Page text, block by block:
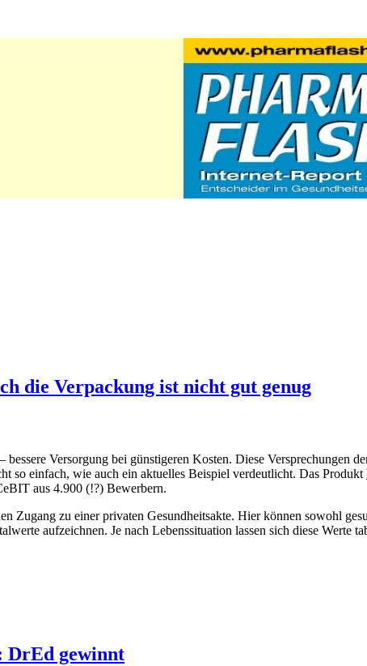
die Verpackung ist nicht gut genug
Versorgung bei günstigeren Kosten. Diese Versprechungen
so einfach, wie auch ein aktuelles Beispiel verdeutlicht. Das Produkt
aus 4.900 (!?) Bewerbern.
Zugang zu einer privaten Gesundheitsakte. Hier können sowohl
aufzeichnen. Je nach Lebenssituation lassen sich diese Werte
DrEd gewinnt